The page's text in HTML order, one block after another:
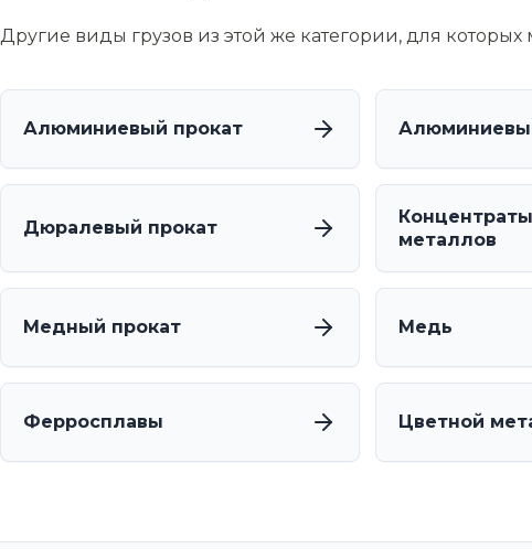
Другие виды грузов из этой же категории, для
Алюминиевый прокат
Дюралевый прокат
металлов
Медный прокат Медь
Ферросплавы Цветной